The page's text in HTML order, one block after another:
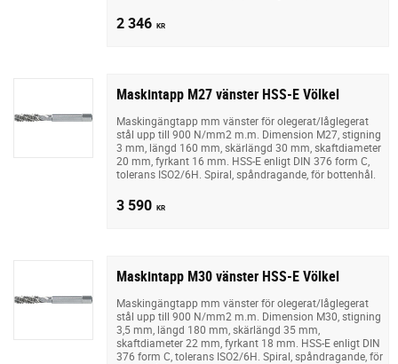
2 346 KR
Maskintapp M27 vänster HSS-E Völkel
Maskingängtapp mm vänster för olegerat/låglegerat
stål upp till 900 N/mm2 m.m. Dimension M27, stigning
3 mm, längd 160 mm, skärlängd 30 mm, skaftdiameter
20 mm, fyrkant 16 mm. HSS-E enligt DIN 376 form C,
tolerans ISO2/6H. Spiral, spåndragande, för bottenhål.
3 590 KR
Maskintapp M30 vänster HSS-E Völkel
Maskingängtapp mm vänster för olegerat/låglegerat
stål upp till 900 N/mm2 m.m. Dimension M30, stigning
3,5 mm, längd 180 mm, skärlängd 35 mm,
skaftdiameter 22 mm, fyrkant 18 mm. HSS-E enligt DIN
376 form C, tolerans ISO2/6H. Spiral, spåndragande, för